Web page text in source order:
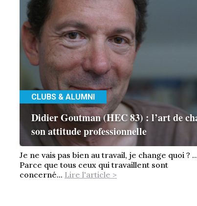
CLUBS & ALUMNI
Didier Goutman (HEC 83) : l’art de
son attitude professionnelle
Je ne vais pas bien au travail, je change quoi ? …
Parce que tous ceux qui travaillent sont
concerné... Lire l'article >